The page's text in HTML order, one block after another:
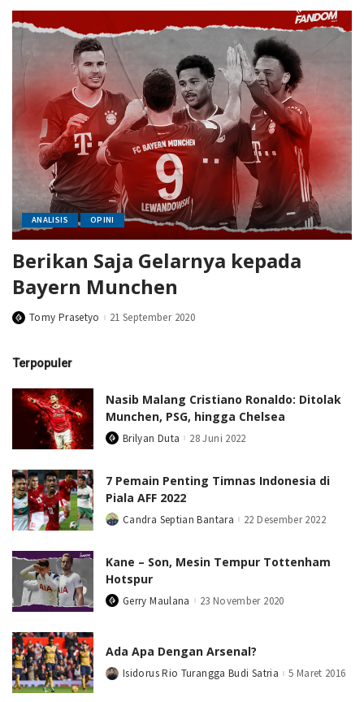
ANALISIS OPINI
Berikan Saja Gelarnya kepada
Bayern Munchen
PostedTomy Prasetyo 21 September 2020
Terpopuler
Nasib Malang Cristiano Ronaldo: Ditolak
Munchen, PSG, hingga Chelsea
PostedBrilyan Duta 28 Juni 2022
7 Pemain Penting Timnas Indonesia di
Piala AFF 2022
PostedCandra Septian Bantara 22 Desember 2022
Kane – Son, Mesin Tempur Tottenham
Hotspur
PostedGerry Maulana 23 November 2020
Ada Apa Dengan Arsenal?
PostedIsidorus Rio Turangga Budi Satria 5 Maret 2016